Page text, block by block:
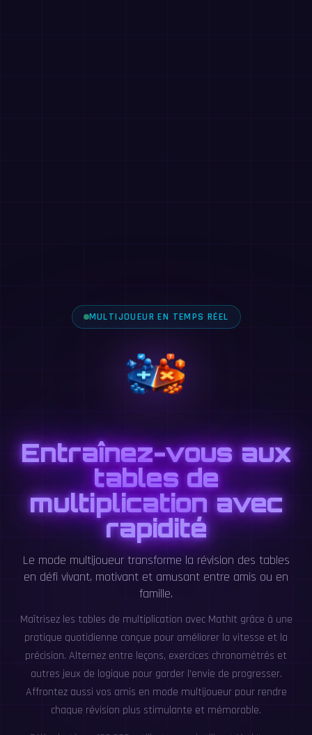
MULTIJOUEUR EN TEMPS RÉEL
Entraînez-vous aux
tables de
multiplication avec
rapidité
Le mode multijoueur transforme la révision des tables
en défi vivant, motivant et amusant entre amis ou en
famille.
Maîtrisez les tables de multiplication avec MathIt grâce à une
pratique quotidienne conçue pour améliorer la vitesse et la
précision. Alternez entre leçons, exercices chronométrés et
autres jeux de logique pour garder l’envie de progresser.
Affrontez aussi vos amis en mode multijoueur pour rendre
chaque révision plus stimulante et mémorable.